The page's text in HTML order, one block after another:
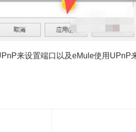
来设置端口以及eMule使用UPnP